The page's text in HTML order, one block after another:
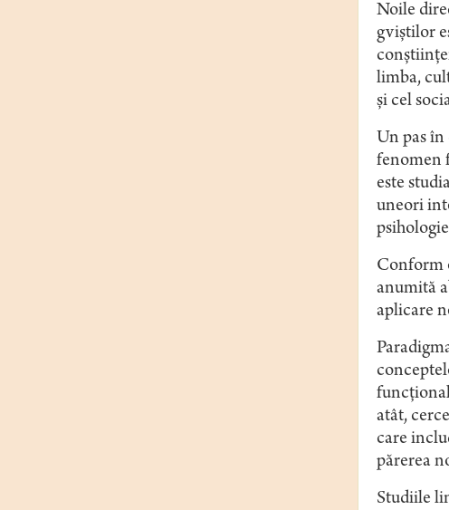
Noile
gviştilor
limba,
şi cel
Un pas
fenomen
este
uneori
Conform
anumită
aplicare
atât,
care
părerea
Studiile